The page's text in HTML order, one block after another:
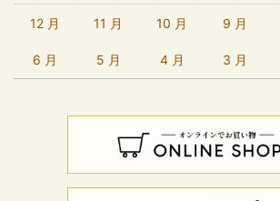
12 月 11 月 10 月 9 月
6 月 5 月 4 月 3 月